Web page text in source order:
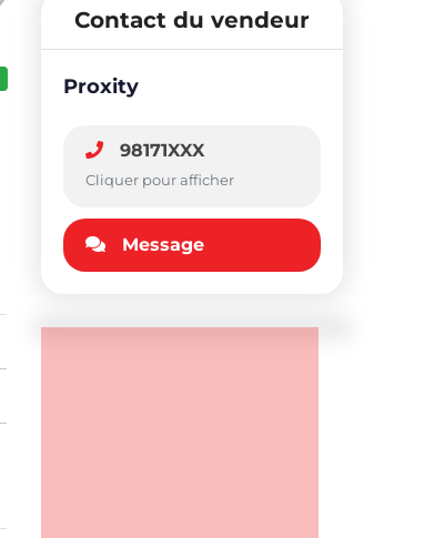
Contact du vendeur
Proxity
98171XXX
Cliquer pour afficher
Message